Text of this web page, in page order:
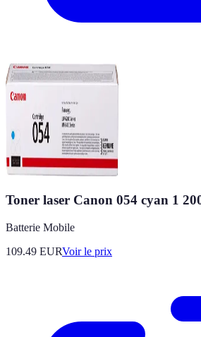
Toner laser Canon 054 cyan 1
Batterie Mobile
109.49 EURVoir le prix